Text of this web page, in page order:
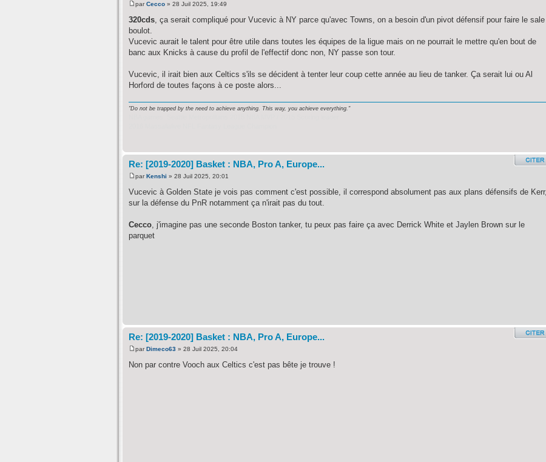
parCecco » 28 Juil 2025, 19:49
320cds, ça serait compliqué pour Vucevic à NY parce qu'avec Towns, on a besoin d'un pivot défensif pour faire le sale
boulot.
Vucevic aurait le talent pour être utile dans toutes les équipes de la ligue mais on ne pourrait le mettre qu'en bout de
banc aux Knicks à cause du profil de l'effectif donc non, NY passe son tour.
Vucevic, il irait bien aux Celtics s'ils se décident à tenter leur coup cette année au lieu de tanker. Ça serait lui ou Al
Horford de toutes façons à ce poste alors...
"Do not be trapped by the need to achieve anything. This way, you achieve everything."
Re: [2019-2020] Basket : NBA, Pro A, Europe...
parKenshi » 28 Juil 2025, 20:01
Vucevic à Golden State je vois pas comment c'est possible, il correspond absolument pas aux plans défensifs de Kerr,
sur la défense du PnR notamment ça n'irait pas du tout.
Cecco , j'imagine pas une seconde Boston tanker, tu peux pas faire ça avec Derrick White et Jaylen Brown sur le
parquet
Re: [2019-2020] Basket : NBA, Pro A, Europe...
parDimeco63 » 28 Juil 2025, 20:04
Non par contre Vooch aux Celtics c'est pas bête je trouve !